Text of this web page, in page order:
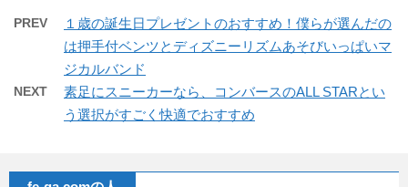
PREV
１歳の誕生日プレゼントのおすすめ！僕らが選んだの
は押手付ベンツとディズニーリズムあそびいっぱいマ
ジカルバンド
NEXT
素足にスニーカーなら、コンバースのALL STARとい
う選択がすごく快適でおすすめ